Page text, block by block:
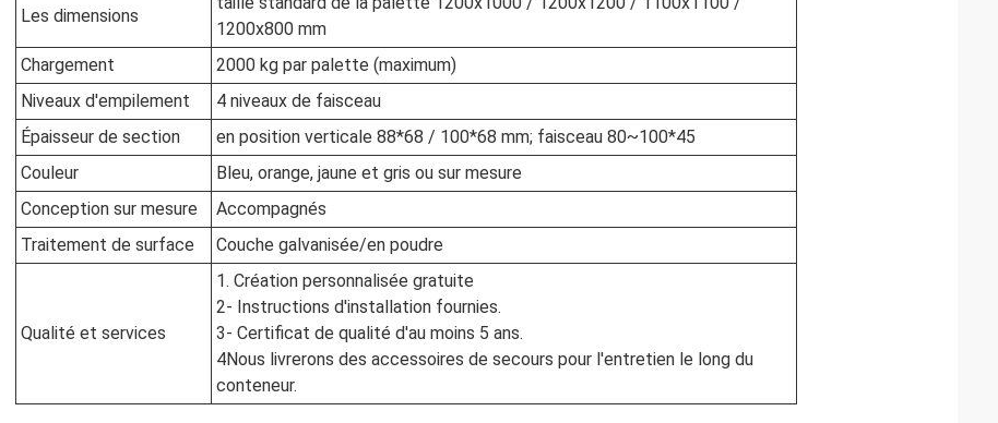
Les dimensions
1200x800 mm
Chargement
2000 kg par palette (maximum)
Niveaux d'empilement
4 niveaux de faisceau
Épaisseur de section
en position verticale 88*68 / 100*68 mm; faisceau 80~100*45
Couleur
Bleu, orange, jaune et gris ou sur mesure
Conception sur mesure
Accompagnés
Traitement de surface
Couche galvanisée/en poudre
Qualité et services
1. Création personnalisée gratuite
2- Instructions d'installation fournies.
3- Certificat de qualité d'au moins 5 ans.
4Nous livrerons des accessoires de secours pour l'entretien le long du
conteneur.